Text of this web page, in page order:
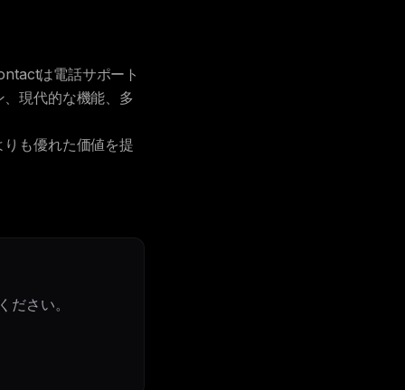
は電話サポート
現代的な機能、多
も優れた価値を提
さい。